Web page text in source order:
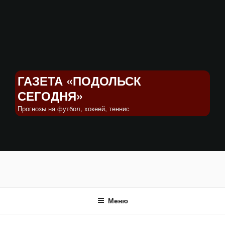
ГАЗЕТА «ПОДОЛЬСК
СЕГОДНЯ»
Прогнозы на футбол, хокеей, теннис
Меню